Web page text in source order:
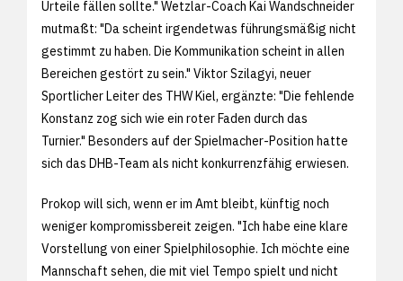
Urteile fällen sollte." Wetzlar-Coach Kai Wandschneider
mutmaßt: "Da scheint irgendetwas führungsmäßig nicht
gestimmt zu haben. Die Kommunikation scheint in allen
Bereichen gestört zu sein." Viktor Szilagyi, neuer
Sportlicher Leiter des THW Kiel, ergänzte: "Die fehlende
Konstanz zog sich wie ein roter Faden durch das
Turnier." Besonders auf der Spielmacher-Position hatte
sich das DHB-Team als nicht konkurrenzfähig erwiesen.
Prokop will sich, wenn er im Amt bleibt, künftig noch
weniger kompromissbereit zeigen. "Ich habe eine klare
Vorstellung von einer Spielphilosophie. Ich möchte eine
Mannschaft sehen, die mit viel Tempo spielt und nicht